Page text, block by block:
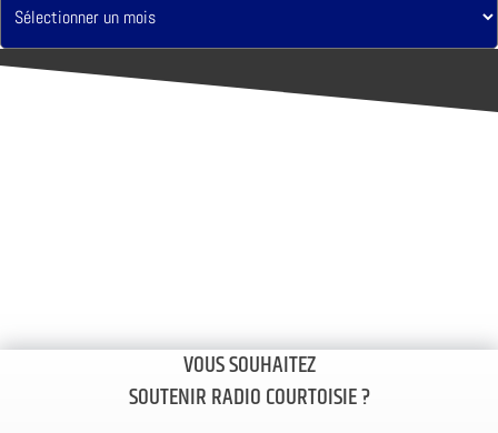
VOUS SOUHAITEZ
SOUTENIR RADIO COURTOISIE ?